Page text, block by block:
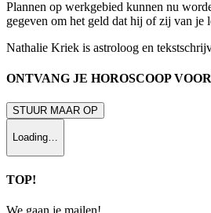
Plannen op werkgebied kunnen nu
gegeven om het geld dat hij of zij van je
Nathalie Kriek is astroloog en
ONTVANG JE HOROSCOOP
STUUR MAAR OP
Loading…
TOP!